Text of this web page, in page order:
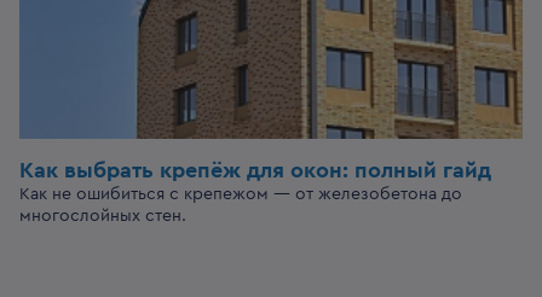
Как выбрать крепёж для окон: полный гайд
Как не ошибиться с крепежом — от железобетона до
многослойных стен.